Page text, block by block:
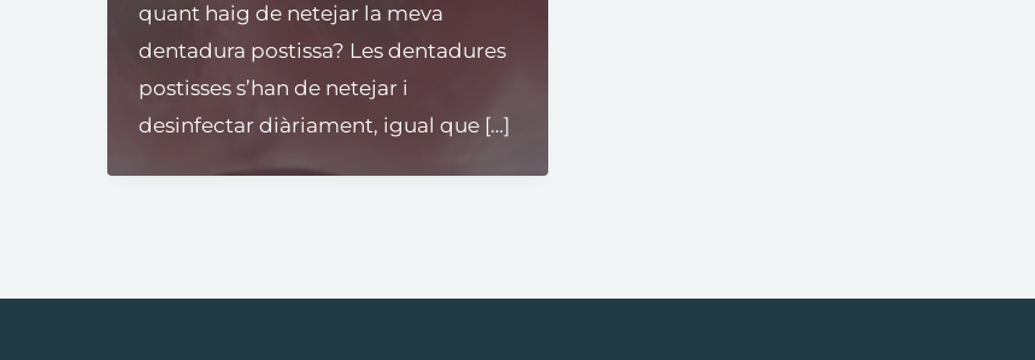
quant haig de netejar la meva
dentadura postissa? Les dentadures
postisses s’han de netejar i
desinfectar diàriament, igual que […]